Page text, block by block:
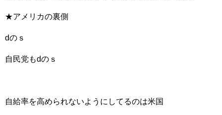
★アメリカの裏側
dのｓ
自民党もdのｓ
自給率を高められないようにしてるのは米国